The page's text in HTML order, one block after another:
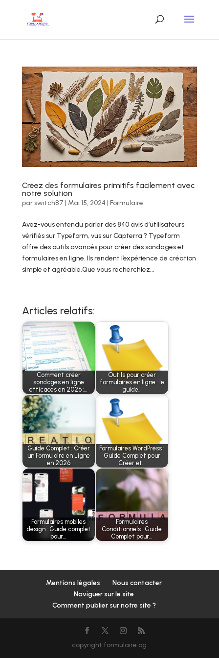
Créez des formulaires primitifs facilement avec
notre solution
par switch87 | Mai 15, 2024 | Formulaire
Avez-vous entendu parler des 840 avis d’utilisateurs
vérifiés sur Typeform, vus sur Capterra ? Typeform
offre des outils avancés pour créer des sondages et
formulaires en ligne. Ils rendent l’expérience de création
simple et agréable.Que vous recherchiez...
Articles relatifs:
Comment créer
sondages en ligne
efficaces en 2026 :…
Outils pour créer
formulaires en ligne : le
guide…
Guide Complet : Créer
un Formulaire en Ligne
en 2026
Formulaires WordPress :
Guide Complet pour
Créer et…
Formulaires mobiles
design : Guide complet
pour…
Formulaires
Conditionnels : Guide
Complet pour…
Mentions légales
Nous contacter
Naviguer sur le site
Comment publier sur notre site ?
copyright formulaire.og